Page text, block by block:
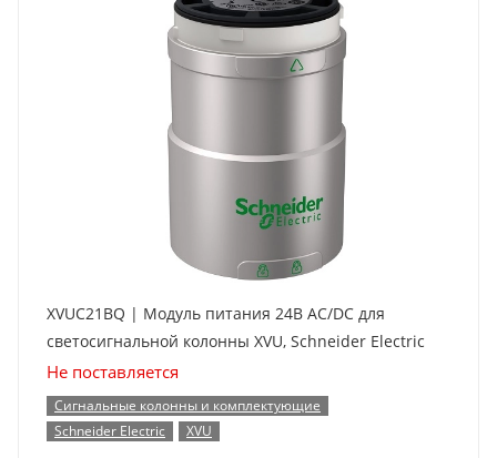
XVUC21BQ | Модуль питания 24В AC/DC для
светосигнальной колонны XVU, Schneider Electric
Не поставляется
Сигнальные колонны и комплектующие
Schneider Electric
XVU